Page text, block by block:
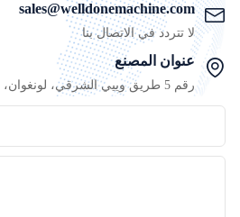
sales@welldonemachine.com
لا تتردد في الاتصال بنا
عنوان المصنع
رقم 5 طريق وييي الشرقي، لونغوان، وينتشو، تشجيانغ، الصين